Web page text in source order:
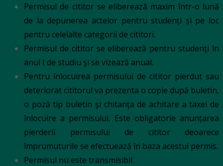
Permisul de cititor se eliberează maxim într-o lună
de la depunerea actelor pentru studenți și pe loc
pentru celelalte categorii de cititori.
Permisul de cititor se eliberează pentru studenţi în
anul I de studiu şi se vizează anual.
Pentru înlocuirea permisului de cititor pierdut sau
deteriorat cititorul va prezenta o copie după buletin,
o poză tip buletin şi chitanţa de achitare a taxei de
înlocuire a permisului. Este obligatorie anunțarea
pierderii permisului de cititor deoarece
împrumuturile se efectuează în baza acestui permis.
Permisul nu este transmisibil